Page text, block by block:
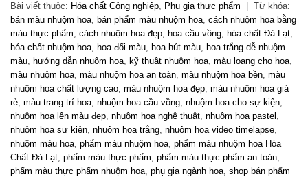
Bài viết thuộc: Hóa chất Công nghiệp, Phụ gia thực phẩm
Từ khóa:
bán màu nhuộm hoa, bán phẩm màu nhuộm hoa, cách nhuộm hoa bằng
màu thực phẩm, cách nhuộm hoa đẹp, hoa cầu vồng, hóa chất Đà Lạt,
hóa chất nhuộm hoa, hoa đổi màu, hoa hút màu, hoa trắng dễ nhuộm
màu, hướng dẫn nhuộm hoa, kỹ thuật nhuộm hoa, màu loang cho hoa,
màu nhuộm hoa, màu nhuộm hoa an toàn, màu nhuộm hoa bền, màu
nhuộm hoa chất lượng cao, màu nhuộm hoa đẹp, màu nhuộm hoa giá
rẻ, màu trang trí hoa, nhuộm hoa cầu vồng, nhuộm hoa cho sự kiện,
nhuộm hoa lên màu đẹp, nhuộm hoa nghệ thuật, nhuộm hoa pastel ,
nhuộm hoa sự kiện, nhuộm hoa trắng, nhuộm hoa video timelapse,
nhuộm màu hoa, phẩm màu nhuộm hoa, phẩm màu nhuộm hoa Hóa
Chất Đà Lạt, phẩm màu thực phẩm, phẩm màu thực phẩm an toàn,
phẩm màu thực phẩm nhuộm hoa, phụ gia ngành hoa, shop bán phẩm